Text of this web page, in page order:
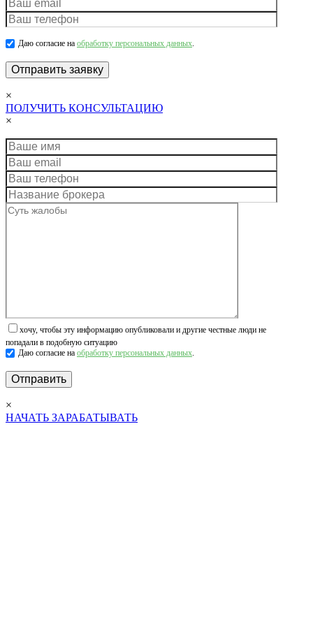
Даю согласие на обработку персональных данных.
×
ПОЛУЧИТЬ КОНСУЛЬТАЦИЮ
×
хочу, чтобы эту информацию опубликовали и другие честные люди не
попадали в подобную ситуацию
Даю согласие на обработку персональных данных.
×
НАЧАТЬ ЗАРАБАТЫВАТЬ